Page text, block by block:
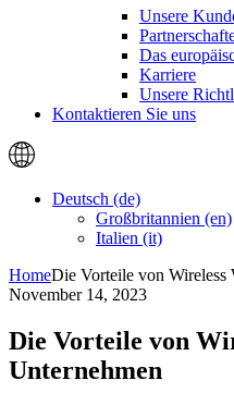
Unsere
Das
Karriere
Unsere
Kontaktieren Sie uns
Deutsch (de)
Großbritannien (en)
Italien (it)
HomeDie Vorteile von
November 14, 2023
Die Vorteile von
Unternehmen